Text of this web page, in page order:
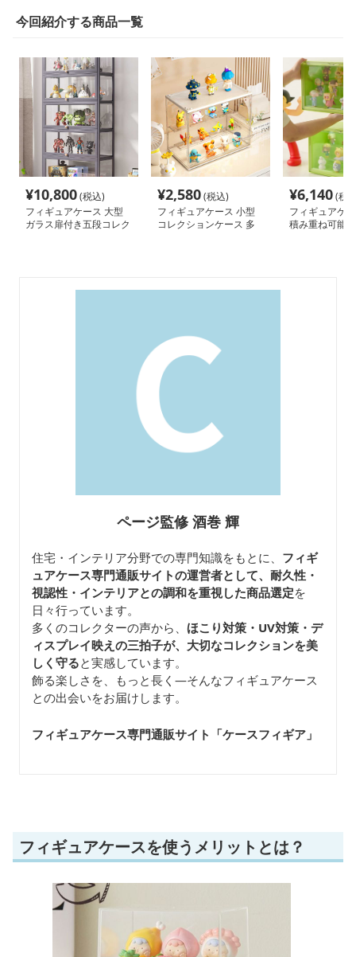
今回紹介する商品一覧
¥10,800(税込)
フィギュアケース 大型
ガラス扉付き五段コレク
¥2,580(税込)
フィギュアケース 小型
コレクションケース 多
¥6,140(税
フィギュアケ
積み重ね可能
ページ監修 酒巻 輝
住宅・インテリア分野での専門知識をもとに、 フィギ
ュアケース専門通販サイトの運営者として、耐久性・
視認性・インテリアとの調和を重視した商品選定を
日々行っています。
多くのコレクターの声から、 ほこり対策・UV対策・デ
ィスプレイ映えの三拍子が、大切なコレクションを美
しく守ると実感しています。
飾る楽しさを、もっと長く—そんなフィギュアケース
との出会いをお届けします。
フィギュアケース専門通販サイト「ケースフィギア 」
フィギュアケースを使うメリットとは？